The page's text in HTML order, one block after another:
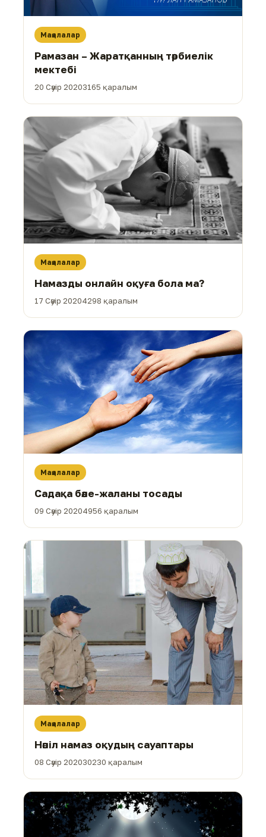
Мақалалар
Рамазан – Жаратқанның тәрбиелік
мектебі
20 Сәуір 20203165 қаралым
Мақалалар
Намазды онлайн оқуға бола ма?
17 Сәуір 20204298 қаралым
Мақалалар
Садақа бәле-жаланы тосады
09 Сәуір 20204956 қаралым
Мақалалар
Нәпіл намаз оқудың сауаптары
08 Сәуір 202030230 қаралым